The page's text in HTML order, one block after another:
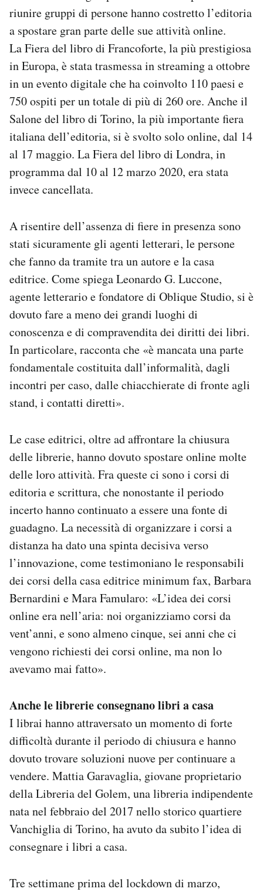
riunire gruppi di persone hanno costretto l’editoria
a spostare gran parte delle sue attività online.
La Fiera del libro di Francoforte, la più prestigiosa
in Europa, è stata trasmessa in streaming a ottobre
in un evento digitale che ha coinvolto 110 paesi e
750 ospiti per un totale di più di 260 ore. Anche il
Salone del libro di Torino, la più importante fiera
italiana dell’editoria, si è svolto solo online, dal 14
al 17 maggio. La Fiera del libro di Londra, in
programma dal 10 al 12 marzo 2020, era stata
invece cancellata.
A risentire dell’assenza di fiere in presenza sono
stati sicuramente gli agenti letterari, le persone
che fanno da tramite tra un autore e la casa
editrice. Come spiega Leonardo G. Luccone,
agente letterario e fondatore di Oblique Studio, si è
dovuto fare a meno dei grandi luoghi di
conoscenza e di compravendita dei diritti dei libri.
In particolare, racconta che «è mancata una parte
fondamentale costituita dall’informalità, dagli
incontri per caso, dalle chiacchierate di fronte agli
stand, i contatti diretti».
Le case editrici, oltre ad affrontare la chiusura
delle librerie, hanno dovuto spostare online molte
delle loro attività. Fra queste ci sono i corsi di
editoria e scrittura, che nonostante il periodo
incerto hanno continuato a essere una fonte di
guadagno. La necessità di organizzare i corsi a
distanza ha dato una spinta decisiva verso
l’innovazione, come testimoniano le responsabili
dei corsi della casa editrice minimum fax, Barbara
Bernardini e Mara Famularo: «L’idea dei corsi
online era nell’aria: noi organizziamo corsi da
vent’anni, e sono almeno cinque, sei anni che ci
vengono richiesti dei corsi online, ma non lo
avevamo mai fatto».
Anche le librerie consegnano libri a casa
I librai hanno attraversato un momento di forte
difficoltà durante il periodo di chiusura e hanno
dovuto trovare soluzioni nuove per continuare a
vendere. Mattia Garavaglia, giovane proprietario
della Libreria del Golem, una libreria indipendente
nata nel febbraio del 2017 nello storico quartiere
Vanchiglia di Torino, ha avuto da subito l’idea di
consegnare i libri a casa.
Tre settimane prima del lockdown di marzo,